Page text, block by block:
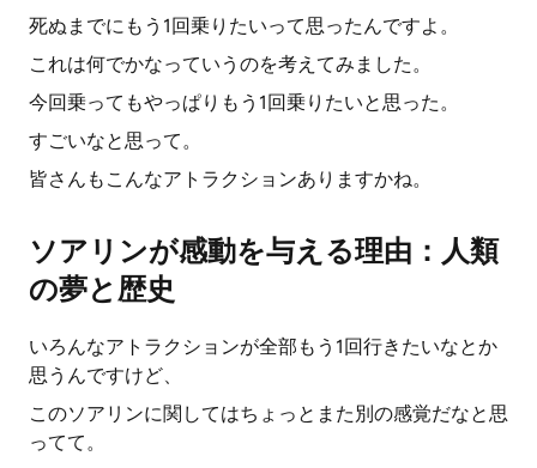
死ぬまでにもう1回乗りたいって思ったんですよ。
これは何でかなっていうのを考えてみました。
今回乗ってもやっぱりもう1回乗りたいと思った。
すごいなと思って。
皆さんもこんなアトラクションありますかね。
ソアリンが感動を与える理由：人類
の夢と歴史
いろんなアトラクションが全部もう1回行きたいなとか
思うんですけど、
このソアリンに関してはちょっとまた別の感覚だなと思
ってて。